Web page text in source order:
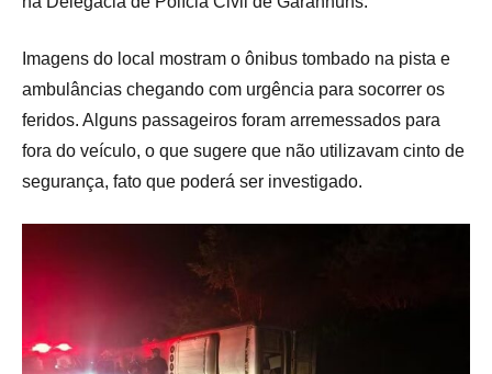
Imagens do local mostram o ônibus tombado na pista e
ambulâncias chegando com urgência para socorrer os
feridos. Alguns passageiros foram arremessados para
fora do veículo, o que sugere que não utilizavam cinto de
segurança, fato que poderá ser investigado.